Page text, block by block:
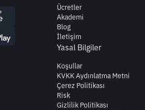
Ücretler
Akademi
Blog
İletişim
Yasal Bilgiler
Koşullar
KVKK Aydınlatma Metni
Çerez Politikası
Risk
Gizlilik Politikası